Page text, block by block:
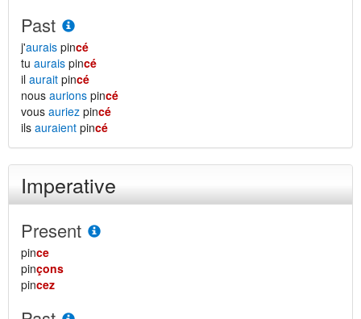
Past
j'aurais pincé
tu aurais pincé
il aurait pincé
nous aurions pincé
vous auriez pincé
ils auraient pincé
Imperative
Present
pince
pinçons
pincez